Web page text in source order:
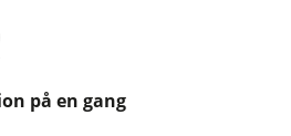
på en gang